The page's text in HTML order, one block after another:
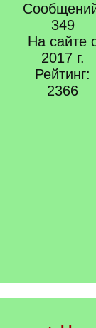
349
На сайте
2017 г.
Рейтинг:
2366